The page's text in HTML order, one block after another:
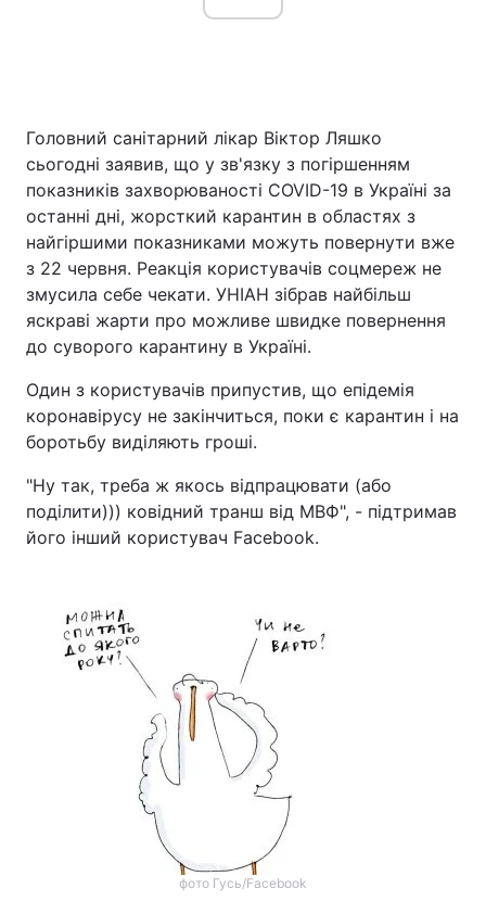
Головний санітарний лікар Віктор Ляшко
сьогодні заявив, що у зв'язку з погіршенням
показників захворюваності COVID-19 в Україні за
останні дні, жорсткий карантин в областях з
найгіршими показниками можуть повернути вже
з 22 червня. Реакція користувачів соцмереж не
змусила себе чекати. УНІАН зібрав найбільш
яскраві жарти про можливе швидке повернення
до суворого карантину в Україні.
Один з користувачів припустив, що епідемія
коронавірусу не закінчиться, поки є карантин і на
боротьбу виділяють гроші.
"Ну так, треба ж якось відпрацювати (або
поділити))) ковідний транш від МВФ", - підтримав
його інший користувач Facebook.
фото Гусь/Facebook